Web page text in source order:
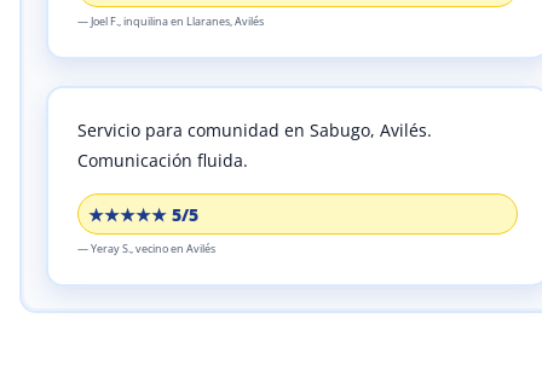
—Joel F.,inquilinaen Llaranes, Avilés
★★★★★ 5/5
Servicio para comunidad en Sabugo, Avilés.
Comunicación fluida.
—Yeray S.,vecinoen Avilés